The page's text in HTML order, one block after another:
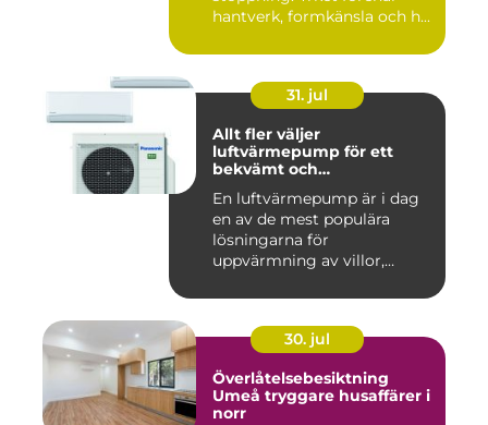
hantverk, formkänsla och h...
31. jul
Allt fler väljer
luftvärmepump för ett
bekvämt och
En luftvärmepump är i dag
en av de mest populära
lösningarna för
uppvärmning av villor,
30. jul
Överlåtelsebesiktning
Umeå tryggare husaffärer i
norr